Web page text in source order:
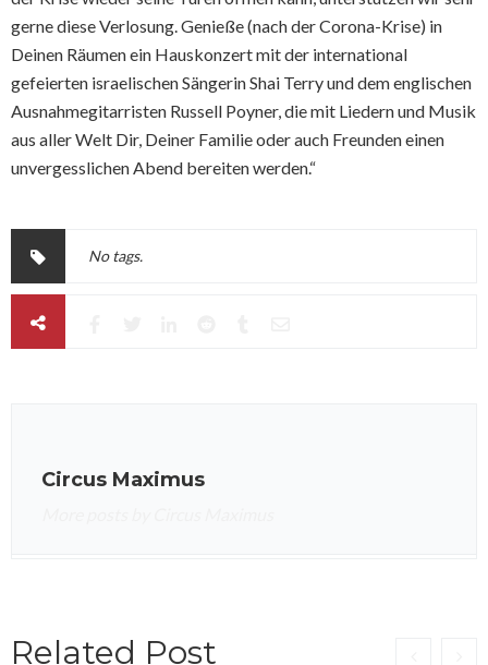
gerne diese Verlosung. Genieße (nach der Corona-Krise) in
Deinen Räumen ein Hauskonzert mit der international
gefeierten israelischen Sängerin Shai Terry und dem englischen
Ausnahmegitarristen Russell Poyner, die mit Liedern und Musik
aus aller Welt Dir, Deiner Familie oder auch Freunden einen
unvergesslichen Abend bereiten werden.“
No tags.
Circus Maximus
Related Post